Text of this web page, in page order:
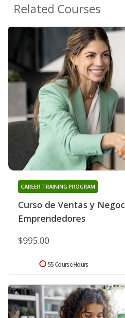
Related Courses
Curso de Ventas y
Emprendedores
CAREER TRAINING PROGRAM
$995.00
55 Course Hours